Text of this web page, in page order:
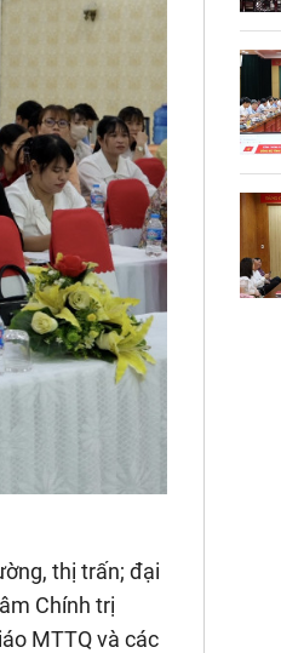
thị trấn; đại
Chính trị
MTTQ và các